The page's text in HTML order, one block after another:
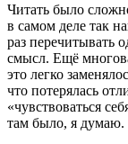
Читать было
в самом деле так
раз перечитывать
смысл. Ещё
это легко
что потерялась
«чувствоваться
там было, я думаю.